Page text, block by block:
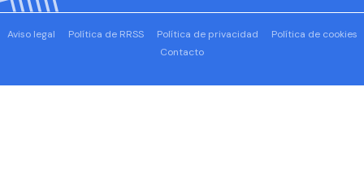
Aviso legal Política de RRSS Política de privacidad
Política de cookies
Contacto